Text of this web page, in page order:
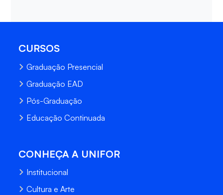
CURSOS
Graduação Presencial
Graduação EAD
Pós-Graduação
Educação Continuada
CONHEÇA A UNIFOR
Institucional
Cultura e Arte